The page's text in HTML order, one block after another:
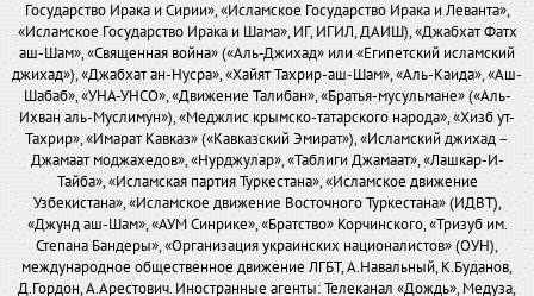
Государство Ирака и Сирии», «Исламское Государство Ирака и Леванта»,
«Исламское Государство Ирака и Шама», ИГ, ИГИЛ, ДАИШ), «Джабхат Фатх
аш-Шам», «Священная война» («Аль-Джихад» или «Египетский исламский
джихад»), «Джабхат ан-Нусра», «Хайят Тахрир-аш-Шам», «Аль-Каида», «Аш-
Шабаб», «УНА-УНСО», «Движение Талибан», «Братья-мусульмане» («Аль-
Ихван аль-Муслимун»), «Меджлис крымско-татарского народа», «Хизб ут-
Тахрир», «Имарат Кавказ» («Кавказский Эмират»), «Исламский джихад –
Джамаат моджахедов», «Нурджулар», «Таблиги Джамаат», «Лашкар-И-
Тайба», «Исламская партия Туркестана», «Исламское движение
Узбекистана», «Исламское движение Восточного Туркестана» (ИДВТ),
«Джунд аш-Шам», «АУМ Синрике», «Братство» Корчинского, «Тризуб им.
Степана Бандеры», «Организация украинских националистов» (ОУН),
международное общественное движение ЛГБТ, А.Навальный, К.Буданов,
Д.Гордон, А.Арестович. Иностранные агенты: Телеканал «Дождь», Медуза,